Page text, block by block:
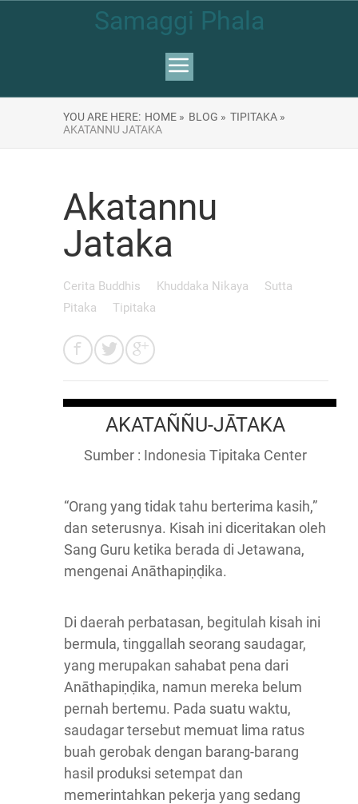
Samaggi Phala
YOU ARE HERE: HOME » BLOG » TIPITAKA »
AKATANNU JATAKA
Akatannu
Jataka
Cerita Buddhis Khuddaka Nikaya
Sutta
Pitaka
Tipitaka
AKATAÑÑU-JĀTAKA
Sumber : Indonesia Tipitaka Center
“Orang yang tidak tahu berterima kasih,”
dan seterusnya. Kisah ini diceritakan oleh
Sang Guru ketika berada di Jetawana,
mengenai Anāthapiṇḍika.
Di daerah perbatasan, begitulah kisah ini
bermula, tinggallah seorang saudagar,
yang merupakan sahabat pena dari
Anāthapiṇḍika, namun mereka belum
pernah bertemu. Pada suatu waktu,
saudagar tersebut memuat lima ratus
buah gerobak dengan barang-barang
hasil produksi setempat dan
memerintahkan pekerja yang sedang